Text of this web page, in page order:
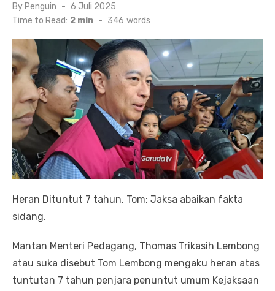
By Penguin
Posted
on
6 Juli 2025
Time to Read: 2 min - 346 words
Heran Dituntut 7 tahun, Tom: Jaksa abaikan fakta
sidang.
Mantan Menteri Pedagang, Thomas Trikasih Lembong
atau suka disebut Tom Lembong mengaku heran atas
tuntutan 7 tahun penjara penuntut umum Kejaksaan